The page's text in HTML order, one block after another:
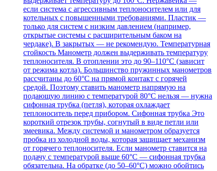
если система с агрессивным теплоносителем или для
котельных с повышенными требованиями. Пластик —
только для систем с низким давлением (например,
открытые системы с расширительным баком на
чердаке). В закрытых — не рекомендую. Температурная
стойкость Манометр должен выдерживать температуру
теплоносителя. В отоплении это до 90–110°C (зависит
от режима котла). Большинство пружинных манометров
рассчитаны до 60°C на прямой контакт с горячей
средой. Поэтому ставить манометр напрямую на
подающую линию с температурой 80°C нельзя — нужна
сифонная трубка (петля), которая охлаждает
теплоноситель перед прибором. Сифонная трубка Это
короткий отрезок трубы, согнутый в виде петли или
змеевика. Между системой и манометром образуется
пробка из холодной воды, которая защищает механизм
от горячего теплоносителя. Если манометр ставится на
подачу с температурой выше 60°C — сифонная трубка
обязательна. На обратке (до 50–60°C) можно обойтись